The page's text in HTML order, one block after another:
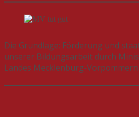
Die Grundlage: Förderung und
unserer Bildungsarbeit durch
Landes Mecklenburg-Vorpommern